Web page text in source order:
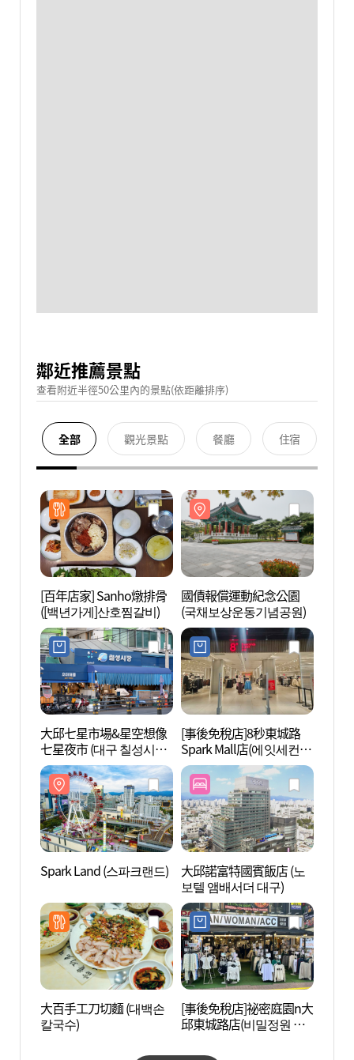
鄰近推薦景點
查看附近半徑50公里內的景點(依距離排序)
全部 觀光景點 餐廳 住宿
[百年店家] Sanho燉排骨
([백년가게]산호찜갈비)
國債報償運動紀念公園
(국채보상운동기념공원)
大邱七星市場&星空想像
七星夜市 (대구 칠성시장
&별별상상 칠성야시장)
[事後免稅店]8秒東城路
Spark Mall店(에잇세컨즈
동성로 스파크몰점)
Spark Land (스파크랜드)
大邱諾富特國賓飯店 (노
보텔 앰배서더 대구)
大百手工刀切麵 (대백손
칼국수)
[事後免稅店]祕密庭園n大
邱東城路店(비밀정원 대